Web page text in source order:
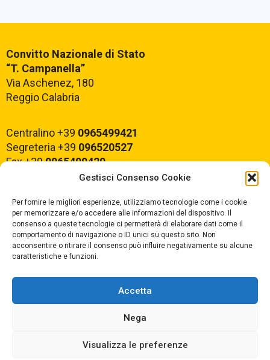
Gestisci Consenso Cookie
Per fornire le migliori esperienze, utilizziamo tecnologie come i cookie
per memorizzare e/o accedere alle informazioni del dispositivo. Il
consenso a queste tecnologie ci permetterà di elaborare dati come il
comportamento di navigazione o ID unici su questo sito. Non
acconsentire o ritirare il consenso può influire negativamente su alcune
caratteristiche e funzioni.
Accetta
Nega
Visualizza le preferenze
Convitto Nazionale di Stato
“T. Campanella”
Via Aschenez, 180
Reggio Calabria
Centralino +39 0965499421
Segreteria +39 096520527
Fax +390965499420
E-mail: rcvc010005@istruzione.it
PEC:rcvc010005@pec.istruzione.it
ORARIO DI APERTURA
Dal lunedì al Venerdì
dalle ore 07,00 alle ore 18,30
Copyright © 2025 Convitto Nazionale di Stato